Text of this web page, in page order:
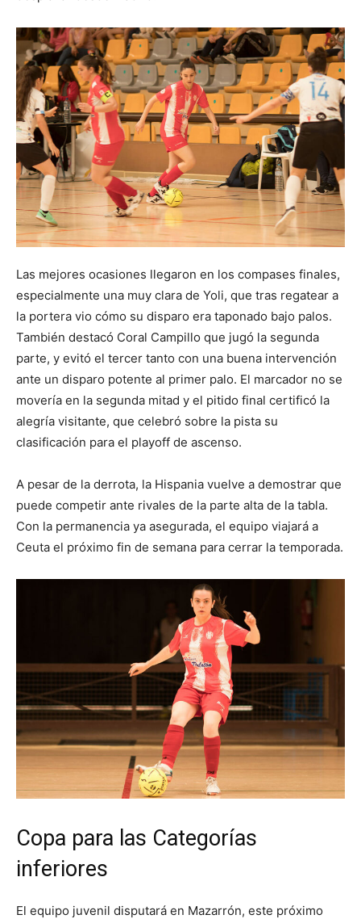
Las mejores ocasiones llegaron en los compases finales,
especialmente una muy clara de Yoli, que tras regatear a
la portera vio cómo su disparo era taponado bajo palos.
También destacó Coral Campillo que jugó la segunda
parte, y evitó el tercer tanto con una buena intervención
ante un disparo potente al primer palo. El marcador no se
movería en la segunda mitad y el pitido final certificó la
alegría visitante, que celebró sobre la pista su
clasificación para el playoff de ascenso.
A pesar de la derrota, la Hispania vuelve a demostrar que
puede competir ante rivales de la parte alta de la tabla.
Con la permanencia ya asegurada, el equipo viajará a
Ceuta el próximo fin de semana para cerrar la temporada.
Copa para las Categorías
inferiores
El equipo juvenil disputará en Mazarrón, este próximo